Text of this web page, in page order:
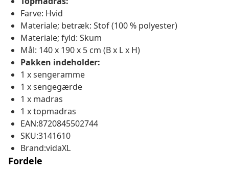
Farve: Hvid
Materiale; betræk: Stof (100 % polyester)
Materiale; fyld: Skum
Mål: 140 x 190 x 5 cm (B x L x H)
Pakken indeholder:
1 x sengeramme
1 x sengegærde
1 x madras
1 x topmadras
EAN:8720845502744
SKU:3141610
Brand:vidaXL
Fordele